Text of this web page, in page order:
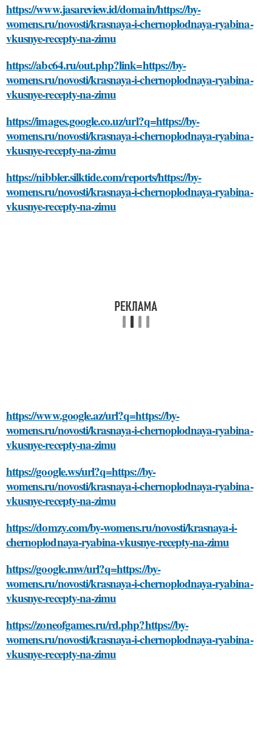
https://www.jasareview.id/domain/https://by-
womens.ru/novosti/krasnaya-i-chernoplodnaya-ryabina-
vkusnye-recepty-na-zimu
https://abc64.ru/out.php?link=https://by-
womens.ru/novosti/krasnaya-i-chernoplodnaya-ryabina-
vkusnye-recepty-na-zimu
https://images.google.co.uz/url?q=https://by-
womens.ru/novosti/krasnaya-i-chernoplodnaya-ryabina-
vkusnye-recepty-na-zimu
https://nibbler.silktide.com/reports/https://by-
womens.ru/novosti/krasnaya-i-chernoplodnaya-ryabina-
vkusnye-recepty-na-zimu
https://www.google.az/url?q=https://by-
womens.ru/novosti/krasnaya-i-chernoplodnaya-ryabina-
vkusnye-recepty-na-zimu
https://google.ws/url?q=https://by-
womens.ru/novosti/krasnaya-i-chernoplodnaya-ryabina-
vkusnye-recepty-na-zimu
https://domzy.com/by-womens.ru/novosti/krasnaya-i-
chernoplodnaya-ryabina-vkusnye-recepty-na-zimu
https://google.mw/url?q=https://by-
womens.ru/novosti/krasnaya-i-chernoplodnaya-ryabina-
vkusnye-recepty-na-zimu
https://zoneofgames.ru/rd.php?https://by-
womens.ru/novosti/krasnaya-i-chernoplodnaya-ryabina-
vkusnye-recepty-na-zimu